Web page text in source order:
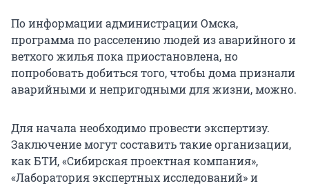
По информации администрации Омска,
программа по расселению людей из аварийного и
ветхого жилья пока приостановлена, но
попробовать добиться того, чтобы дома признали
аварийными и непригодными для жизни, можно.
Для начала необходимо провести экспертизу.
Заключение могут составить такие организации,
как БТИ, «Сибирская проектная компания»,
«Лаборатория экспертных исследований» и